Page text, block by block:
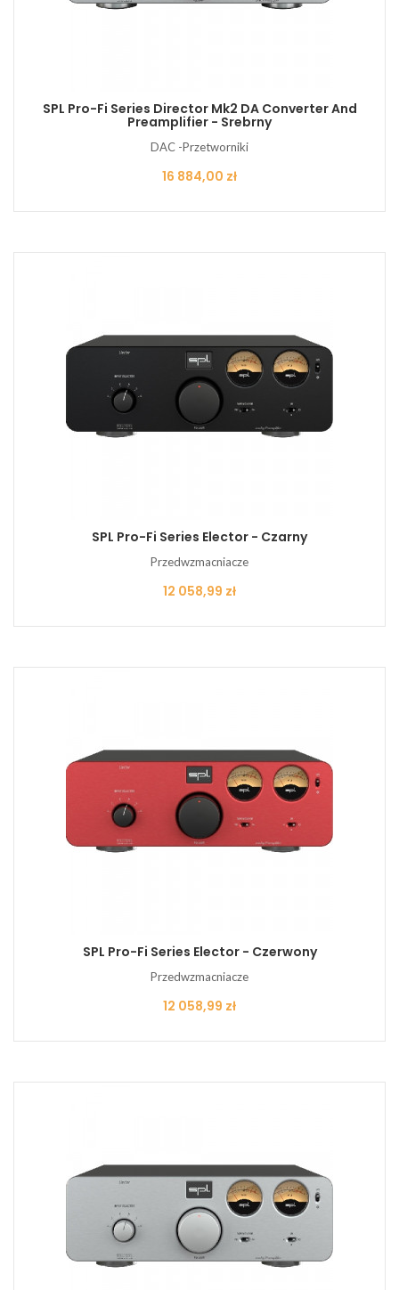
SPL Pro-Fi Series Director Mk2 DA Converter And
Preamplifier - Srebrny
DAC -Przetworniki
Cena
16 884,00 zł
SPL Pro-Fi Series Elector - Czarny
Przedwzmacniacze
Cena
12 058,99 zł
SPL Pro-Fi Series Elector - Czerwony
Przedwzmacniacze
Cena
12 058,99 zł